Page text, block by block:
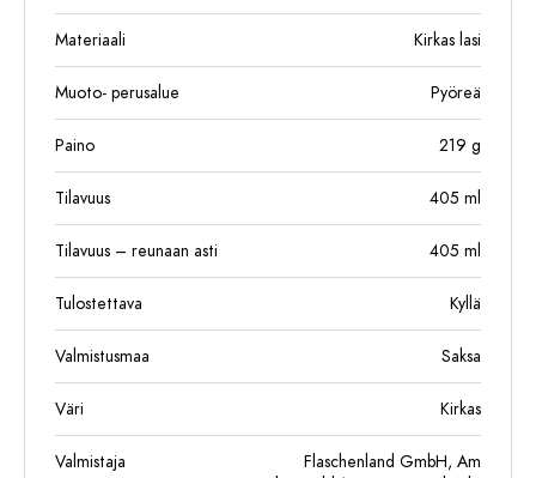
Materiaali Kirkas lasi
Muoto- perusalue Pyöreä
Paino 219 g
Tilavuus 405 ml
Tilavuus – reunaan asti 405 ml
Tulostettava Kyllä
Valmistusmaa Saksa
Väri Kirkas
Valmistaja
Flaschenland GmbH, Am